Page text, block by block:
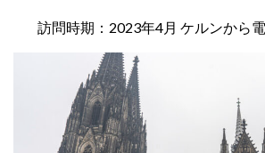
訪問時期：2023年4月 ケルンから